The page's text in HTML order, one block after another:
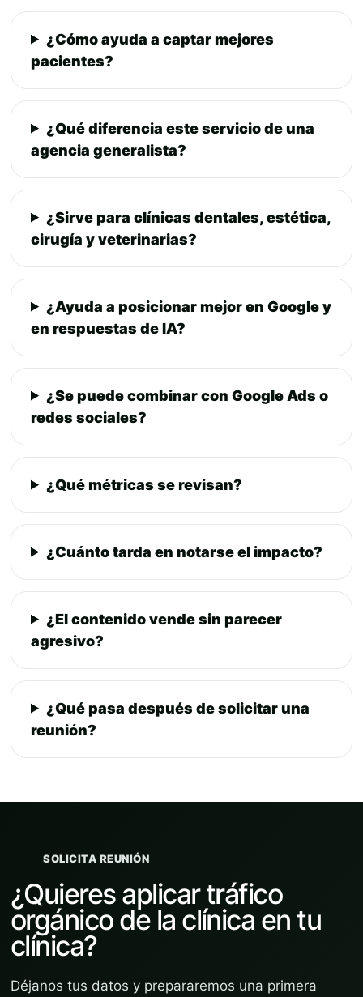
¿Cómo ayuda a captar mejores
pacientes?
¿Qué diferencia este servicio de una
agencia generalista?
¿Sirve para clínicas dentales, estética,
cirugía y veterinarias?
¿Ayuda a posicionar mejor en Google y
en respuestas de IA?
¿Se puede combinar con Google Ads o
redes sociales?
¿Qué métricas se revisan?
¿Cuánto tarda en notarse el impacto?
¿El contenido vende sin parecer
agresivo?
¿Qué pasa después de solicitar una
reunión?
SOLICITA REUNIÓN
¿Quieres aplicar tráfico
orgánico de la clínica en tu
clínica?
Déjanos tus datos y prepararemos una primera